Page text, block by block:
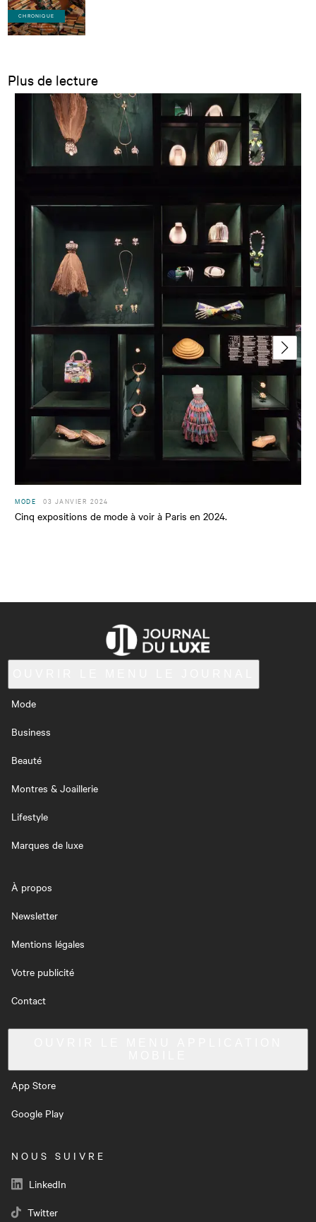
CHRONIQUE
Plus de lecture
MODE 03 JANVIER 2024
Cinq expositions de mode à voir à Paris en 2024.
Mode
Business
Beauté
Montres & Joaillerie
Lifestyle
Marques de luxe
À propos
Newsletter
Mentions légales
Votre publicité
Contact
App Store
Google Play
NOUS SUIVRE
LinkedIn
Twitter